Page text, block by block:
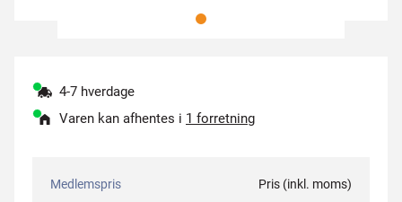
4-7 hverdage
Varen kan afhentes i 1 forretning
Medlemspris Pris (inkl. moms)